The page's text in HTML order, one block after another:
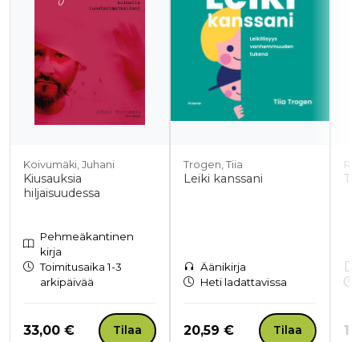
Koivumäki, Juhani
Kiusauksia
hiljaisuudessa
Pehmeäkantinen
kirja
Toimitusaika 1-3
arkipäivää
Hinta nyt
33,00 € Tilaa
Trogen, Tiia
Leiki kanssani
Äänikirja
Heti ladattavissa
Hinta nyt
20,59 € Tilaa